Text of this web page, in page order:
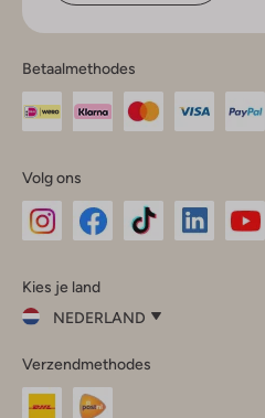
Betaalmethodes
Volg ons
InstagramFacebook
Kies je land
NEDERLAND
je
land
Verzendmethodes